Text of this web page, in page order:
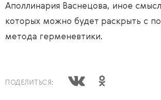
Аполлинария Васнецова, иное
которых можно будет раскрыть с
метода герменевтики.
ПОДЕЛИТЬСЯ: